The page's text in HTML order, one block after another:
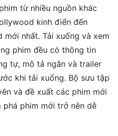
từ nhiều nguồn khác
kinh điển đến
nhất. Tải xuống và xem
phim đều có thông tin
tự, mô tả ngắn và trailer
khi tải xuống. Bộ sưu tập
và đề xuất các phim mới
phá phim mới trở nên dễ